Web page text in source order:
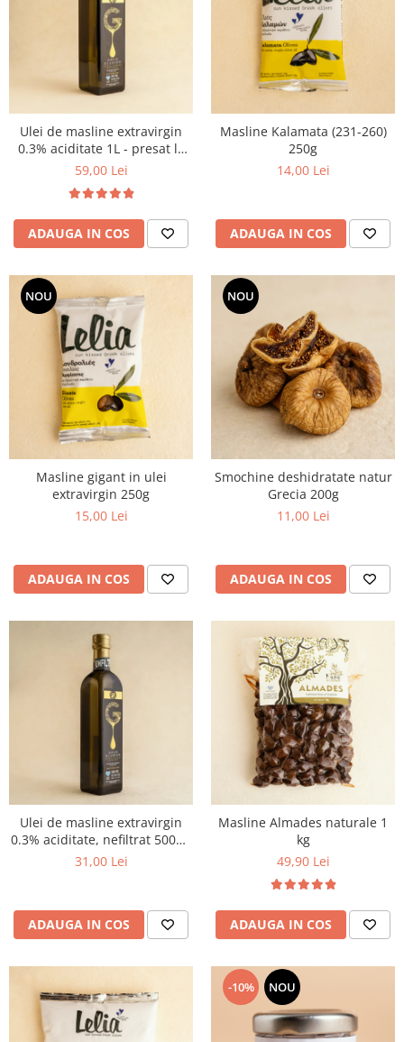
Ulei de masline extravirgin
0.3% aciditate 1L - presat la
rece
59,00 Lei
ADAUGA IN COS
Masline Kalamata (231-260)
250g
14,00 Lei
ADAUGA IN COS
NOU
Masline gigant in ulei
extravirgin 250g
15,00 Lei
ADAUGA IN COS
NOU
Smochine deshidratate natur
Grecia 200g
11,00 Lei
ADAUGA IN COS
Ulei de masline extravirgin
0.3% aciditate, nefiltrat 500ml
- presat la rece
31,00 Lei
ADAUGA IN COS
Masline Almades naturale 1
kg
49,90 Lei
ADAUGA IN COS
-10% NOU